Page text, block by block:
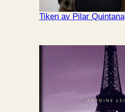
Tiken av Pilar Quintana